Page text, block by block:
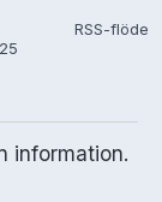
RSS-flöde
information.